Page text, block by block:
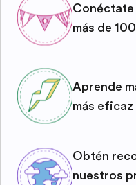
Conéctate
más de
Aprende
más
Obtén
nuestros